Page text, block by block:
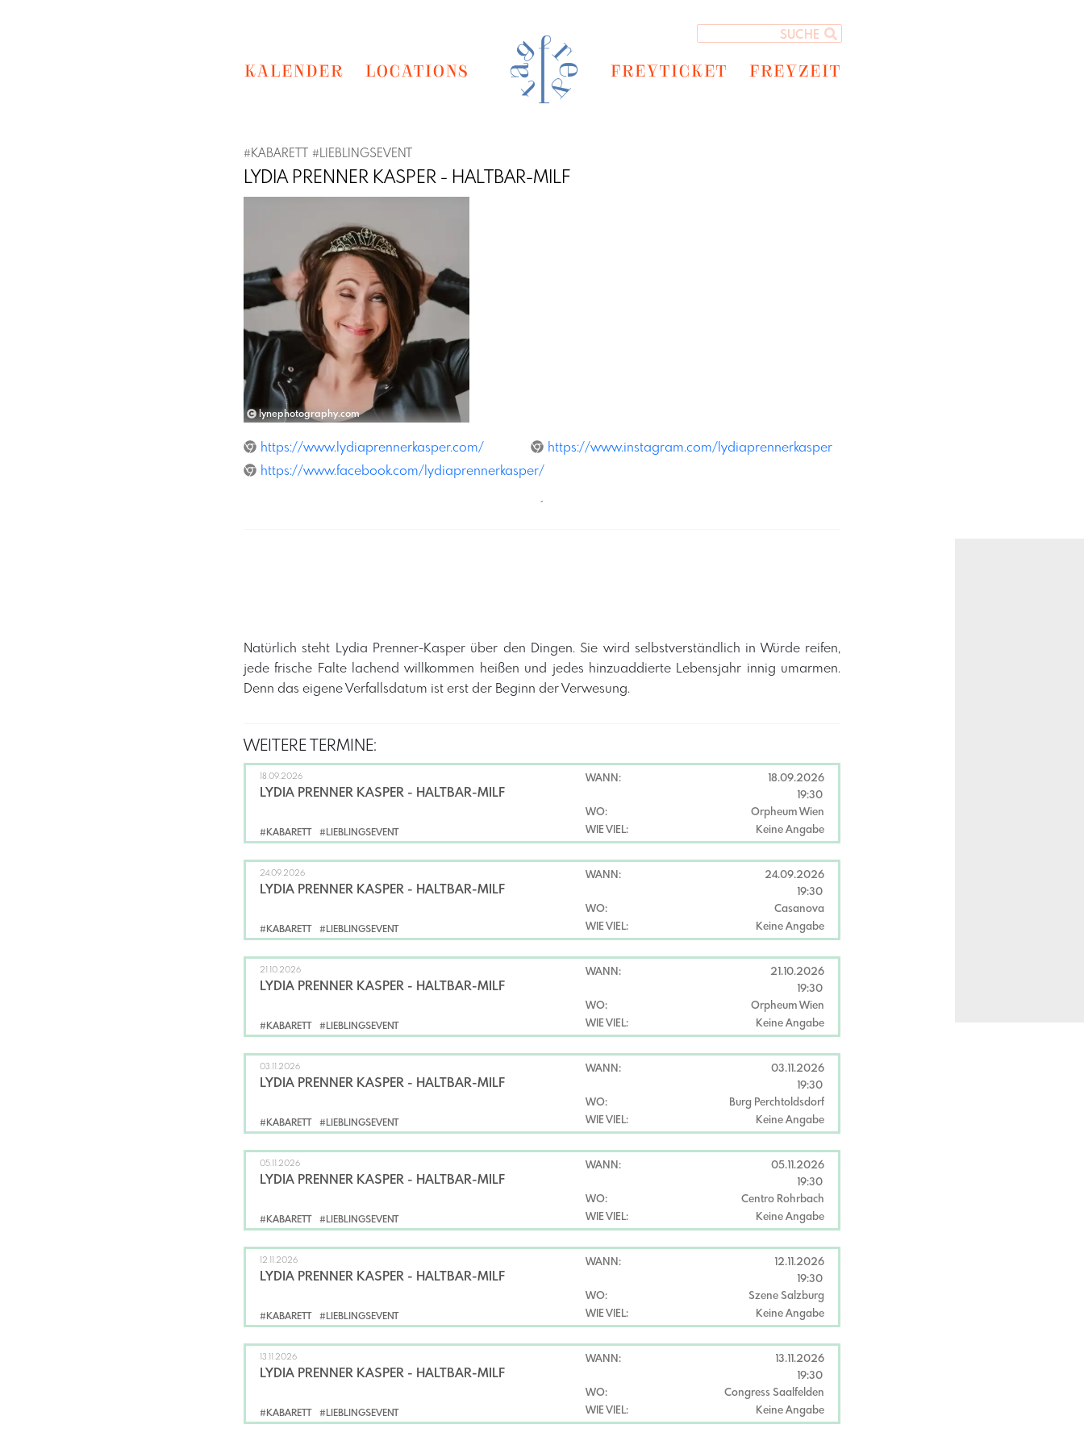
KALENDER LOCATIONS FREYTICKET FREYZEIT
#KABARETT #LIEBLINGSEVENT
LYDIA PRENNER KASPER - HALTBAR-MILF
lynephotography.com
Previous Next
https://www.lydiaprennerkasper.com/
https://www.instagram.com/lydiaprennerkasper
https://www.facebook.com/lydiaprennerkasper/
´
​Natürlich steht Lydia Prenner-Kasper über den Dingen. Sie wird selbstverständlich in Würde reifen,
jede frische Falte lachend willkommen heißen und jedes hinzuaddierte Lebensjahr innig umarmen.
Denn das eigene Verfallsdatum ist erst der Beginn der Verwesung. ​
WEITERE TERMINE:
#KABARETT #LIEBLINGSEVENT
18.09.2026
LYDIA PRENNER KASPER - HALTBAR-MILF
WANN:
18.09.2026
19:30
WO:
Orpheum Wien
WIE VIEL:
Keine Angabe
#KABARETT #LIEBLINGSEVENT
24.09.2026
LYDIA PRENNER KASPER - HALTBAR-MILF
WANN:
24.09.2026
19:30
WO:
Casanova
WIE VIEL:
Keine Angabe
#KABARETT #LIEBLINGSEVENT
21.10.2026
LYDIA PRENNER KASPER - HALTBAR-MILF
WANN:
21.10.2026
19:30
WO:
Orpheum Wien
WIE VIEL:
Keine Angabe
#KABARETT #LIEBLINGSEVENT
03.11.2026
LYDIA PRENNER KASPER - HALTBAR-MILF
WANN:
03.11.2026
19:30
WO:
Burg Perchtoldsdorf
WIE VIEL:
Keine Angabe
#KABARETT #LIEBLINGSEVENT
05.11.2026
LYDIA PRENNER KASPER - HALTBAR-MILF
WANN:
05.11.2026
19:30
WO:
Centro Rohrbach
WIE VIEL:
Keine Angabe
#KABARETT #LIEBLINGSEVENT
12.11.2026
LYDIA PRENNER KASPER - HALTBAR-MILF
WANN:
12.11.2026
19:30
WO:
Szene Salzburg
WIE VIEL:
Keine Angabe
#KABARETT #LIEBLINGSEVENT
13.11.2026
LYDIA PRENNER KASPER - HALTBAR-MILF
WANN:
13.11.2026
19:30
WO:
Congress Saalfelden
WIE VIEL:
Keine Angabe